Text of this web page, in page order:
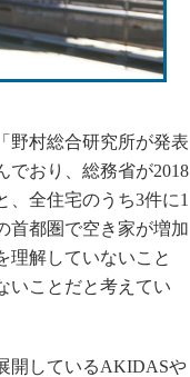
野村総合研究所が発表
でおり、総務省が2018
、全住宅のうち3件に1
首都圏で空き家が増加
理解していないこと
いことだと考えてい
開しているAKIDASや